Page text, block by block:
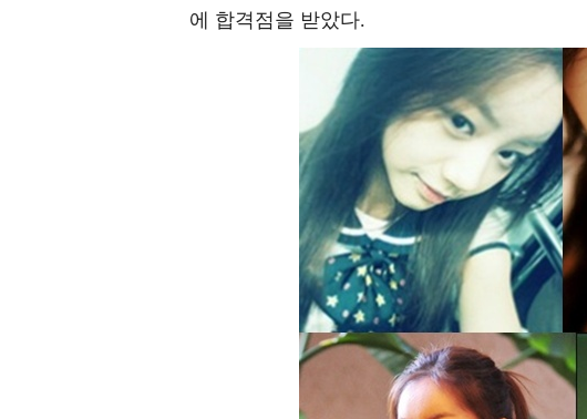
에 합격점을 받았다.